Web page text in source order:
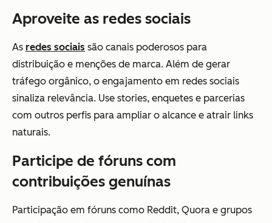
Aproveite as redes sociais
As redes sociais são canais poderosos para
distribuição e menções de marca. Além de gerar
tráfego orgânico, o engajamento em redes sociais
sinaliza relevância. Use stories, enquetes e parcerias
com outros perfis para ampliar o alcance e atrair links
naturais.
Participe de fóruns com
contribuições genuínas
Participação em fóruns como Reddit, Quora e grupos